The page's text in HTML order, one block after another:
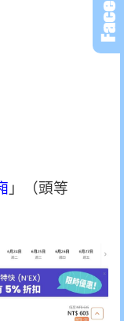
」（頭等